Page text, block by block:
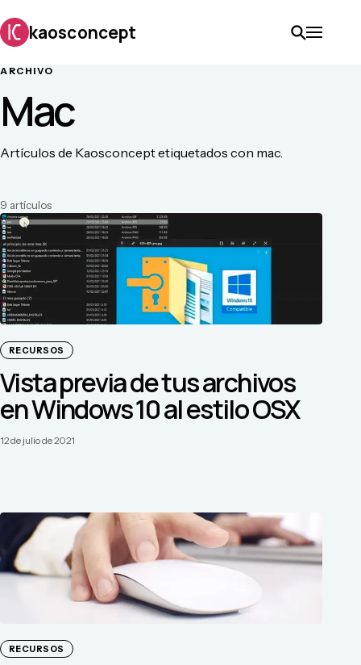
kaosconcept
ARCHIVO
Mac
Artículos de Kaosconcept etiquetados con mac.
9 artículos
RECURSOS
Vista previa de tus archivos
en Windows 10 al estilo OSX
12 de julio de 2021
RECURSOS